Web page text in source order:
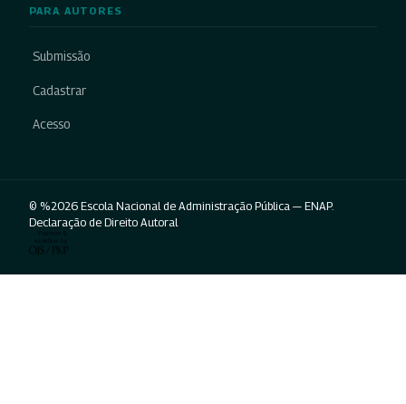
PARA AUTORES
Submissão
Cadastrar
Acesso
© %2026 Escola Nacional de Administração Pública — ENAP.
Declaração de Direito Autoral